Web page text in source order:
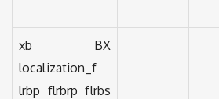
xb BX
localization_f
lrbp flrbrp flrbs